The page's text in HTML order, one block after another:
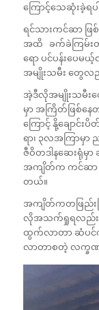
ကြောင့်သေဆုံးခဲ့ရ
ရင်သားကင်ဆာ
အထိ ခက်ခဲကြမ်းတ
ရော ပင်ပန်းပေ
အမျိုးသမီး တွေလည်
အဲ့ဒီလိုအမျိုးသမီးတွ
မှာ အကြိတ်ဖြစ်န
ကြောင့် နို့ချောင်
ရာ၊ ၃လအကြာမှ
ဇီဝိတ‌ဒါနဆေးရုံမှာ
အကျိတ်က ကင်ဆာ
တယ်။
အကျိတ်ကတဖြည်း
လိုအသက်ရှုရလည်းခ
ထွက်လာတာ ဆံပင်
လာတာစတဲ့ လက္ခဏ